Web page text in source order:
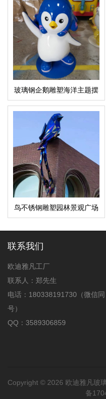
玻璃钢企鹅雕塑海洋主题摆
件
鸟不锈钢雕塑园林景观广场
公园动物摆件
联系我们
欧迪雅凡工厂
联系人：郑先生
电话：180338191730（微信同
号）
QQ：3589306859
Copyright © 2026 欧迪雅凡玻
备